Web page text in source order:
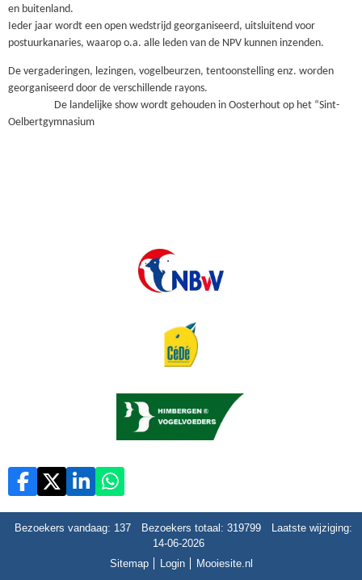
en buitenland.
Ieder jaar wordt een open wedstrijd georganiseerd, uitsluitend voor
postuurkanaries, waarop o.a. alle leden van de NPV kunnen inzenden.
De vergaderingen, lezingen, vogelbeurzen, tentoonstelling enz. worden
georganiseerd door de verschillende rayons.
De landelijke show wordt gehouden in Oosterhout op het “Sint-
Oelbertgymnasium
Bezoekers vandaag: 137 Bezoekers totaal: 319799
Laatste wijziging:
14-06-2026
Sitemap
Login Mooiesite.nl